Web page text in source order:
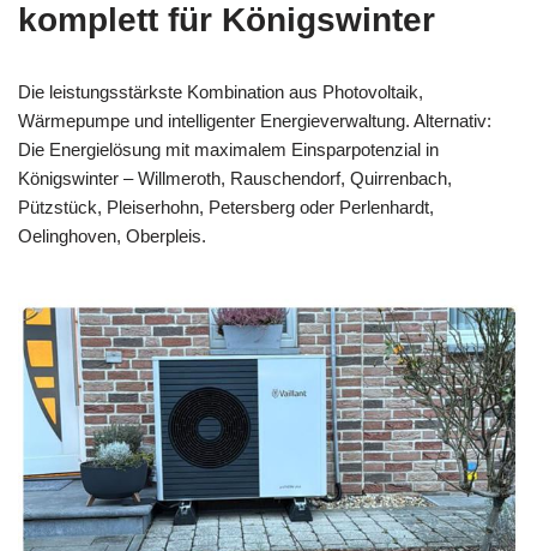
komplett für Königswinter
Die leistungsstärkste Kombination aus Photovoltaik,
Wärmepumpe und intelligenter Energieverwaltung. Alternativ:
Die Energielösung mit maximalem Einsparpotenzial in
Königswinter – Willmeroth, Rauschendorf, Quirrenbach,
Pützstück, Pleiserhohn, Petersberg oder Perlenhardt,
Oelinghoven, Oberpleis.